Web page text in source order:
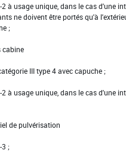
à usage unique, dans le cas d'une
ne doivent être portés qu'à
;
cabine
III type 4 avec capuche ;
à usage unique, dans le cas d'une
de pulvérisation
3 ;